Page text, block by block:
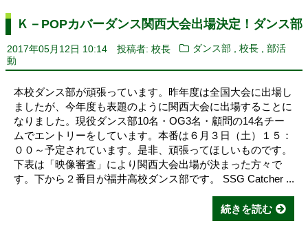
Ｋ－POPカバーダンス関西大会出場決定！ダンス部
2017年05月12日 10:14 投稿者: 校長 ダンス部 ,校長 ,部活
動
本校ダンス部が頑張っています。昨年度は全国大会に出場し
ましたが、今年度も表題のように関西大会に出場することに
なりました。現役ダンス部10名・OG3名・顧問の14名チー
ムでエントリーをしています。本番は６月３日（土）１５：
００～予定されています。是非、頑張ってほしいものです。
下表は「映像審査」により関西大会出場が決まった方々で
す。下から２番目が福井高校ダンス部です。 SSG Catcher ...
続きを読む